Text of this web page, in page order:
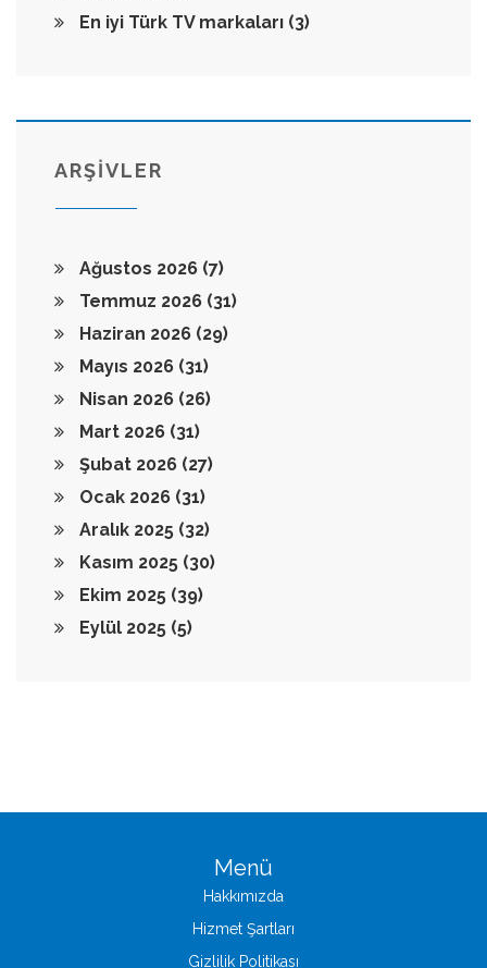
En iyi Türk TV markaları (3)
ARŞİVLER
Ağustos 2026 (7)
Temmuz 2026 (31)
Haziran 2026 (29)
Mayıs 2026 (31)
Nisan 2026 (26)
Mart 2026 (31)
Şubat 2026 (27)
Ocak 2026 (31)
Aralık 2025 (32)
Kasım 2025 (30)
Ekim 2025 (39)
Eylül 2025 (5)
Menü
Hakkımızda
Hizmet Şartları
Gizlilik Politikası